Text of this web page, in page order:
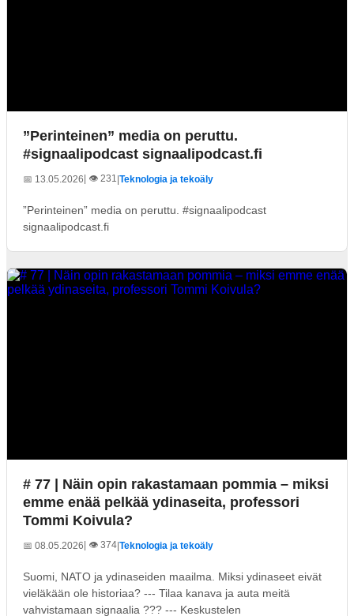
”Perinteinen” media on peruttu.
#signaalipodcast signaalipodcast.fi
📅 13.05.2026| 👁️ 231 Teknologia ja tekoäly
”Perinteinen” media on peruttu. #signaalipodcast
signaalipodcast.fi
# 77 | Näin opin rakastamaan pommia – miksi
emme enää pelkää ydinaseita, professori
Tommi Koivula?
📅 08.05.2026| 👁️ 374 Teknologia ja tekoäly
Suomi, NATO ja ydinaseiden maailma. Miksi ydinaseet eivät
vieläkään ole historiaa? --- Tilaa kanava ja auta meitä
vahvistamaan signaalia ??? --- Keskustelen